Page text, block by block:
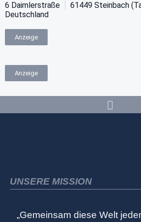
6 Daimlerstraße 61449 Steinbach
Deutschland
Anzeige
Anzeige
UNSERE MISSION
„Gemeinsam diese Welt